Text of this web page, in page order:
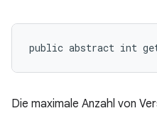
public abstract int
Die maximale Anzahl von